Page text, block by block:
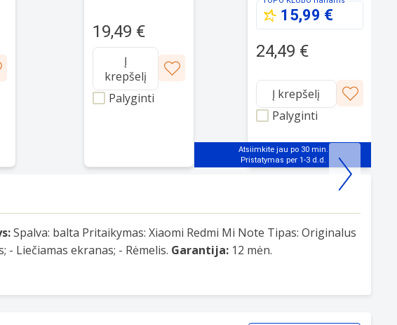
19,49 €
Į
krepšelį
Palyginti
15,99 €
24,49 €
Atsiimkite jau po 30 min.
Į krepšelį
Palyginti
Spalva: balta Pritaikymas: Xiaomi Redmi Mi Note Tipas: Originalus
- Liečiamas ekranas; - Rėmelis. Garantija: 12 mėn.